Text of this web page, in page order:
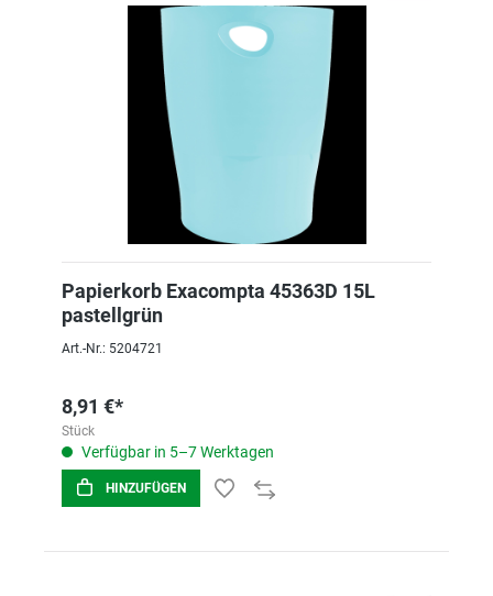
Papierkorb Exacompta 45363D 15L
pastellgrün
Art.-Nr.: 5204721
8,91 €*
Stück
Verfügbar in 5–7 Werktagen
HINZUFÜGEN